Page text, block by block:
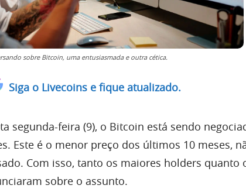
sobre Bitcoin, uma entusiasmada e outra cética.
Siga o Livecoins e fique atualizado.
segunda-feira (9), o Bitcoin está sendo
Este é o menor preço dos últimos 10 meses,
Com isso, tanto os maiores holders quanto
sobre o assunto.